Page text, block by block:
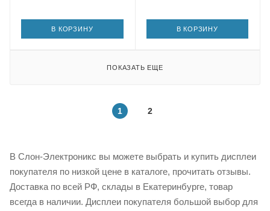
В КОРЗИНУ В КОРЗИНУ
ПОКАЗАТЬ ЕЩЕ
1 2
В Слон-Электроникс вы можете выбрать и купить дисплеи
покупателя по низкой цене в каталоге, прочитать отзывы.
Доставка по всей РФ, склады в Екатеринбурге, товар
всегда в наличии. Дисплеи покупателя большой выбор для